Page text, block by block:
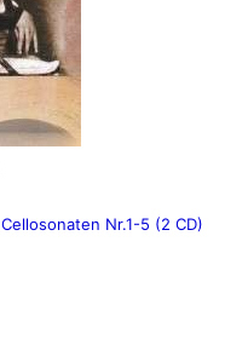
от Шуберта,
Листа и Шумана CD 50
- Брамса, Брукнера,
а также Верди и
рубежа
Штрауса и Пуччини
века - от
79 - 100
также Хольста,
Яначека, Равеля и
Nr.1-5 (2 CD)